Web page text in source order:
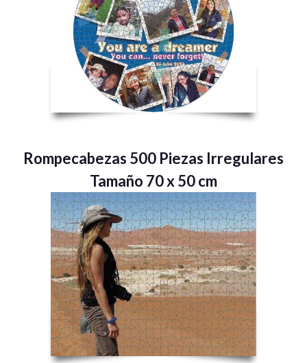
Rompecabezas 500 Piezas Irregulares
Tamaño 70 x 50 cm